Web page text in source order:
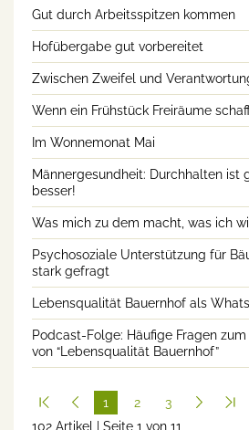
Gut durch Arbeitsspitzen kommen
Hofübergabe gut vorbereitet
Zwischen Zweifel und
Wenn ein Frühstück Freiräume
Im Wonnemonat Mai
Männergesundheit: Durchhalten ist
besser!
Was mich zu dem macht, was ich
Psychosoziale Unterstützung für
stark gefragt
Lebensqualität Bauernhof als
Podcast-Folge: Häufige Fragen
von “Lebensqualität Bauernhof”
1
(cur
2
3
102 Artikel | Seite 1 von 11